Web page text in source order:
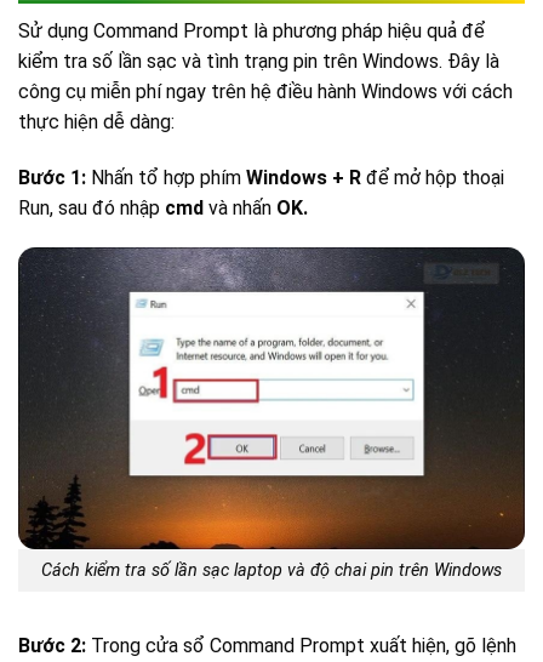
Sử dụng Command Prompt là phương pháp hiệu quả để
kiểm tra số lần sạc và tình trạng pin trên Windows. Đây là
công cụ miễn phí ngay trên hệ điều hành Windows với cách
thực hiện dễ dàng:
Bước 1: Nhấn tổ hợp phím Windows + R để mở hộp thoại
Run, sau đó nhập cmd và nhấn OK.
Cách kiểm tra số lần sạc laptop và độ chai pin trên Windows
Bước 2: Trong cửa sổ Command Prompt xuất hiện, gõ lệnh